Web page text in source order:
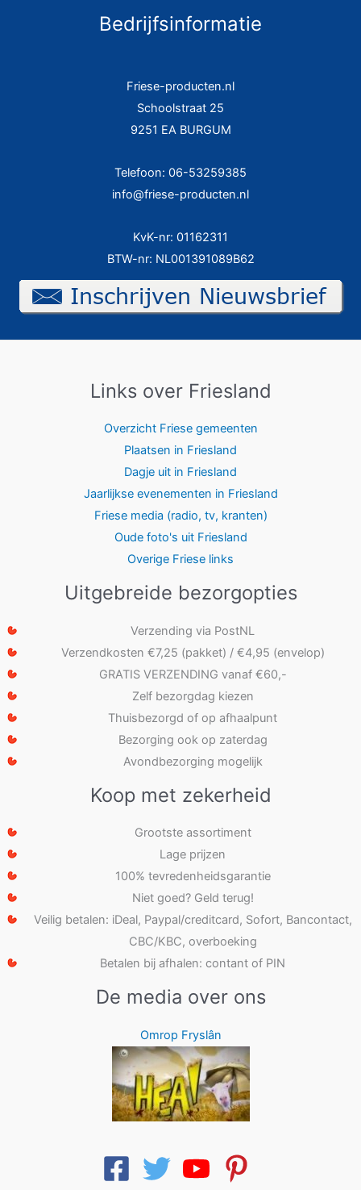
Bedrijfsinformatie
Friese-producten.nl
Schoolstraat 25
9251 EA BURGUM
Telefoon: 06-53259385
info@friese-producten.nl
KvK-nr: 01162311
BTW-nr: NL001391089B62
Links over Friesland
Overzicht Friese gemeenten
Plaatsen in Friesland
Dagje uit in Friesland
Jaarlijkse evenementen in Friesland
Friese media (radio, tv, kranten)
Oude foto's uit Friesland
Overige Friese links
Uitgebreide bezorgopties
Verzending via PostNL
Verzendkosten €7,25 (pakket) / €4,95 (envelop)
GRATIS VERZENDING vanaf €60,-
Zelf bezorgdag kiezen
Thuisbezorgd of op afhaalpunt
Bezorging ook op zaterdag
Avondbezorging mogelijk
Koop met zekerheid
Grootste assortiment
Lage prijzen
100% tevredenheidsgarantie
Niet goed? Geld terug!
Veilig betalen: iDeal, Paypal/creditcard, Sofort, Bancontact,
CBC/KBC, overboeking
Betalen bij afhalen: contant of PIN
De media over ons
Omrop Fryslân